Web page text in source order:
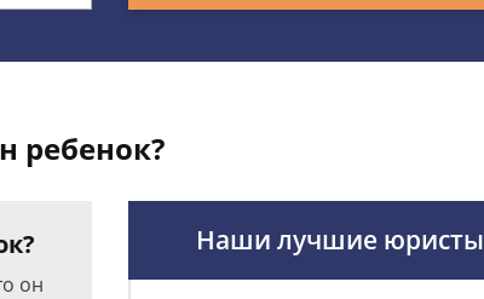
ребенок?
он
Наши лучшие юристы